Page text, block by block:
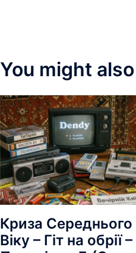
You might
Криза Середнього
Віку – Гіт на обрії –